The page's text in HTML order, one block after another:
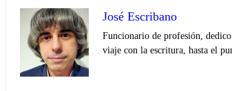
José Escribano
Funcionario de profesión,
viaje con la escritura, hasta el